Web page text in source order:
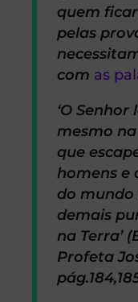
quem
pelas
com as
‘O
mesmo
que
homens e
do mundo
demais
na Terra’
Profeta